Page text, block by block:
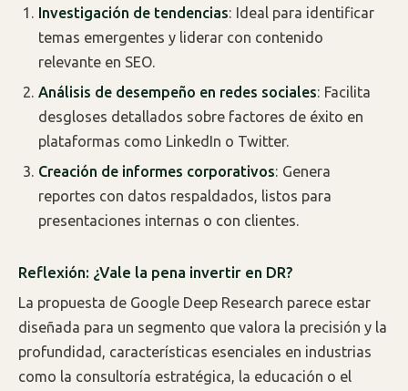
Investigación de tendencias: Ideal para identificar
temas emergentes y liderar con contenido
relevante en SEO.
Análisis de desempeño en redes sociales: Facilita
desgloses detallados sobre factores de éxito en
plataformas como LinkedIn o Twitter.
Creación de informes corporativos: Genera
reportes con datos respaldados, listos para
presentaciones internas o con clientes.
Reflexión: ¿Vale la pena invertir en DR?
La propuesta de Google Deep Research parece estar
diseñada para un segmento que valora la precisión y la
profundidad, características esenciales en industrias
como la consultoría estratégica, la educación o el